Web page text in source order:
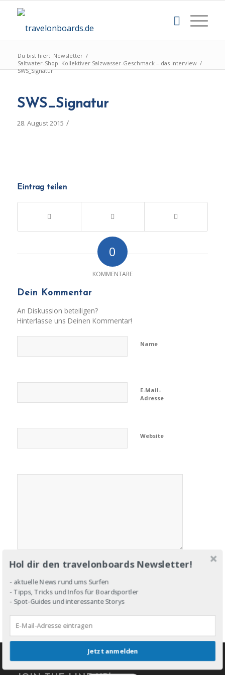
Du bist hier: Newsletter /
Saltwater-Shop: Kollektiver Salzwasser-Geschmack – das Interview /
SWS_Signatur
SWS_Signatur
28. August 2015 /
Eintrag teilen
0
KOMMENTARE
Dein Kommentar
An Diskussion beteiligen?
Hinterlasse uns Deinen Kommentar!
Name
E-Mail-
Adresse
Website
Hol dir den travelonboards Newsletter!
- aktuelle News rund ums Surfen
- Tipps, Tricks und Infos für Boardsportler
- Spot-Guides und interessante Storys
Jetzt anmelden